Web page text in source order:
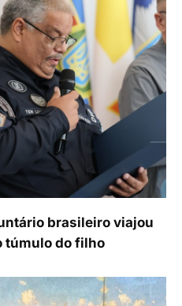
brasileiro viajou
túmulo do filho